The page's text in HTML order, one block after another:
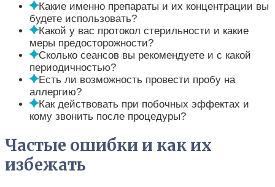
Какие именно препараты и их концентрации вы
будете использовать?
Какой у вас протокол стерильности и какие
меры предосторожности?
Сколько сеансов вы рекомендуете и с какой
периодичностью?
Есть ли возможность провести пробу на
аллергию?
Как действовать при побочных эффектах и
кому звонить после процедуры?
Частые ошибки и как их
избежать